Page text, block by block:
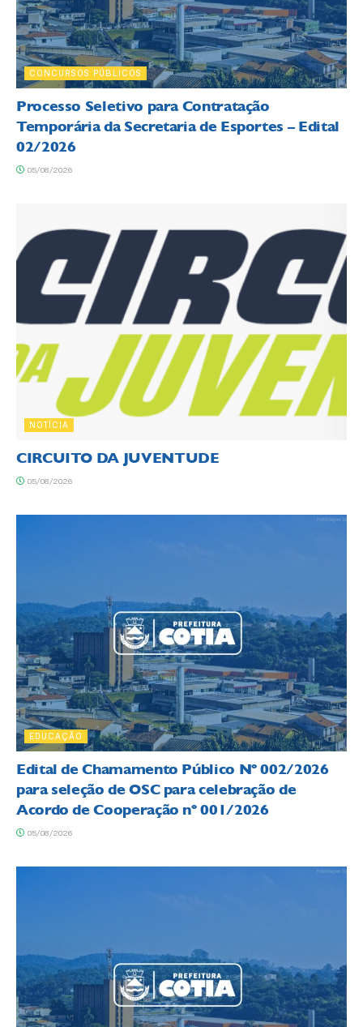
CONCURSOS PÚBLICOS
Processo Seletivo para Contratação
Temporária da Secretaria de Esportes – Edital
02/2026
05/08/2026
NOTÍCIA
CIRCUITO DA JUVENTUDE
05/08/2026
EDUCAÇÃO
Edital de Chamamento Público Nº 002/2026
para seleção de OSC para celebração de
Acordo de Cooperação nº 001/2026
05/08/2026